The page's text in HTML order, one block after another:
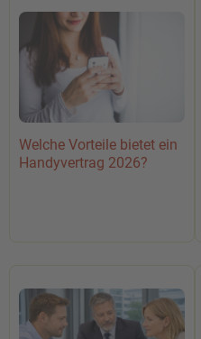
Welche Vorteile bietet ein
Handyvertrag 2026?